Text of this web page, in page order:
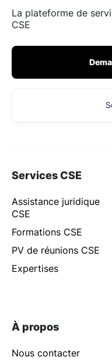
La plateforme de
CSE
Services CSE
Assistance juridique
CSE
Formations CSE
PV de réunions CSE
Expertises
À propos
Nous contacter